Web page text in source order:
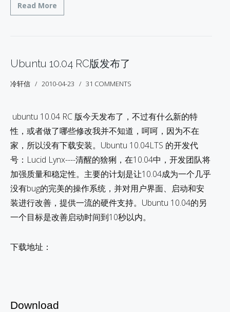
Read More
Ubuntu 10.04 RC版发布了
冷轩信 2010-04-23 31 COMMENTS
ubuntu 10.04 RC 版今天发布了，不过有什么新的特
性，或者做了哪些修改我并不知道，呵呵，因为不在
家，所以没有下载安装。Ubuntu 10.04LTS 的开发代
号：Lucid Lynx----清醒的猞猁，在10.04中，开发团队将
加强质量和稳定性。主要的计划是让10.04成为一个几乎
没有bug的完美的操作系统，并对用户界面、启动和安
装进行改善，提供一流的硬件支持。Ubuntu 10.04的另
一个目标是改善启动时间到10秒以内。
下载地址：
Download